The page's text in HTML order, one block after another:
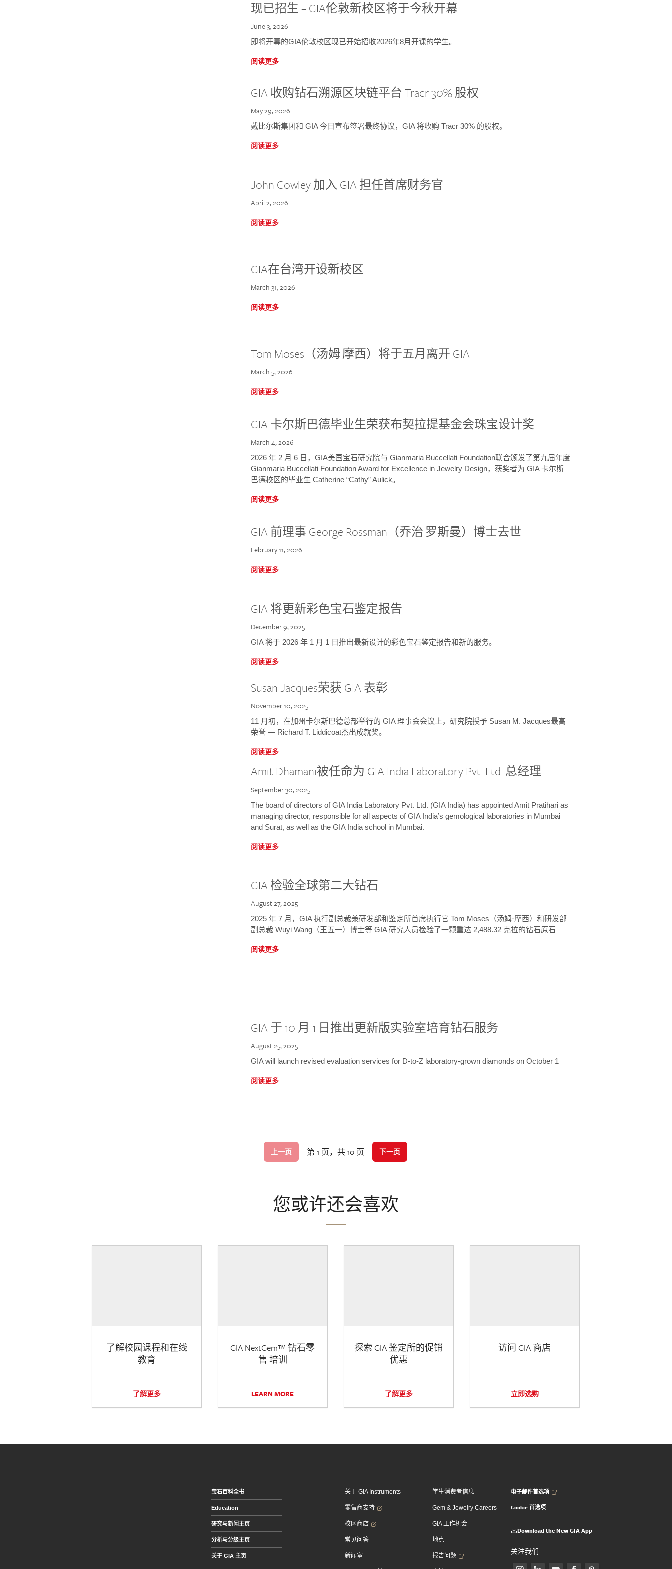
现已招生 – GIA伦敦新校区将于今秋开幕
June 3, 2026
即将开幕的GIA伦敦校区现已开始招收2026年8月开课的学生。
阅读更多
GIA 收购钻石溯源区块链平台 Tracr 30% 股权
May 29, 2026
戴比尔斯集团和 GIA 今日宣布签署最终协议，GIA 将收购 Tracr 30% 的股权。
阅读更多
John Cowley 加入 GIA 担任首席财务官
April 2, 2026
阅读更多
GIA在台湾开设新校区
March 31, 2026
阅读更多
Tom Moses（汤姆·摩西）将于五月离开 GIA
March 5, 2026
阅读更多
GIA 卡尔斯巴德毕业生荣获布契拉提基金会珠宝设计奖
March 4, 2026
2026 年 2 月 6 日，GIA美国宝石研究院与 Gianmaria Buccellati Foundation联合颁发了第九届年度
Gianmaria Buccellati Foundation Award for Excellence in Jewelry Design，获奖者为 GIA 卡尔斯
巴德校区的毕业生 Catherine “Cathy” Aulick。
阅读更多
GIA 前理事 George Rossman（乔治·罗斯曼）博士去世
February 11, 2026
阅读更多
GIA 将更新彩色宝石鉴定报告
December 9, 2025
GIA 将于 2026 年 1 月 1 日推出最新设计的彩色宝石鉴定报告和新的服务。
阅读更多
Susan Jacques荣获 GIA 表彰
November 10, 2025
11 月初，在加州卡尔斯巴德总部举行的 GIA 理事会会议上，研究院授予 Susan M. Jacques最高
荣誉 — Richard T. Liddicoat杰出成就奖。
阅读更多
Amit Dhamani被任命为 GIA India Laboratory Pvt. Ltd. 总经理
September 30, 2025
The board of directors of GIA India Laboratory Pvt. Ltd. (GIA India) has appointed Amit Pratihari as
managing director, responsible for all aspects of GIA India’s gemological laboratories in Mumbai
and Surat, as well as the GIA India school in Mumbai.
阅读更多
GIA 检验全球第二大钻石
August 27, 2025
2025 年 7 月，GIA 执行副总裁兼研发部和鉴定所首席执行官 Tom Moses（汤姆·摩西）和研发部
副总裁 Wuyi Wang（王五一）博士等 GIA 研究人员检验了一颗重达 2,488.32 克拉的钻石原石
阅读更多
GIA 于 10 月 1 日推出更新版实验室培育钻石服务
August 25, 2025
GIA will launch revised evaluation services for D-to-Z laboratory-grown diamonds on October 1
阅读更多
上一页 第 1 页，共 10 页 下一页
您或许还会喜欢
了解校园课程和在线
教育
了解更多
GIA NextGem™ 钻石零
售 培训
LEARN MORE
探索 GIA 鉴定所的促销
优惠
了解更多
访问 GIA 商店
立即选购
宝石百科全书
Education
研究与新闻主页
分析与分级主页
关于 GIA 主页
关于 GIA Instruments
零售商支持
校区商店
常见问答
新闻室
学生消费者信息
Gem & Jewelry Careers
GIA 工作机会
地点
报告问题
电子邮件首选项
Cookie 首选项
Download the New GIA App
关注我们